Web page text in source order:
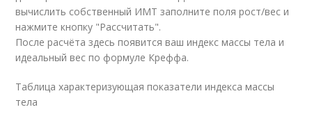
вычислить собственный ИМТ заполните поля рост/вес и
нажмите кнопку "Рассчитать".
После расчёта здесь появится ваш индекс массы тела и
идеальный вес по формуле Креффа.
Таблица характеризующая показатели индекса массы
тела